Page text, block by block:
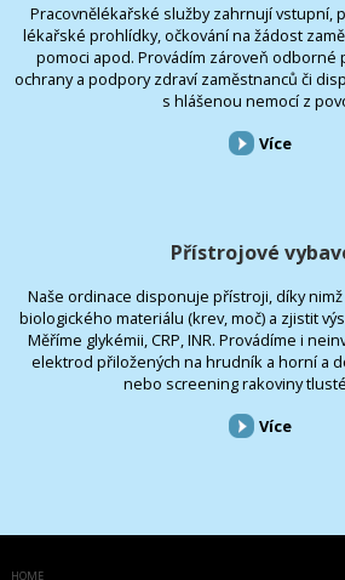
Pracovnělékařské služby zahrnují vstupní,
lékařské prohlídky, očkování na žádost
pomoci apod. Provádím zároveň odborné
ochrany a podpory zdraví zaměstnanců či
s hlášenou nemocí z
Více
Přístrojové
Naše ordinace disponuje přístroji, díky
biologického materiálu (krev, moč) a zjistit
Měříme glykémii, CRP, INR. Provádíme i
elektrod přiložených na hrudník a horní a
nebo screening rakoviny
Více
HOME